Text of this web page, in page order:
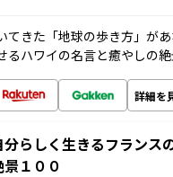
てきた「地球の歩き方」が
るハワイの名言と癒やしの
詳細を
分らしく生きるフランス
景１００